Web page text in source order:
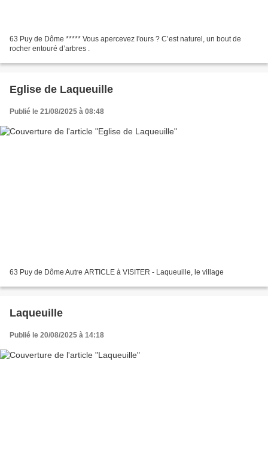
63 Puy de Dôme ***** Vous apercevez l'ours ? C’est naturel, un bout de
rocher entouré d’arbres .
Eglise de Laqueuille
Publié le 21/08/2025 à 08:48
63 Puy de Dôme Autre ARTICLE à VISITER - Laqueuille, le village
Laqueuille
Publié le 20/08/2025 à 14:18